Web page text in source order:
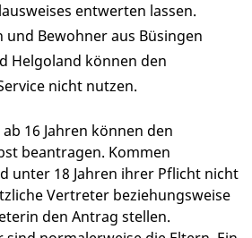
entwerten lassen.
und Bewohner aus Büsingen
Helgoland können den
nicht nutzen.
16 Jahren können den
beantragen. Kommen
unter 18 Jahren ihrer Pflicht nicht
Vertreter beziehungsweise
den Antrag stellen.